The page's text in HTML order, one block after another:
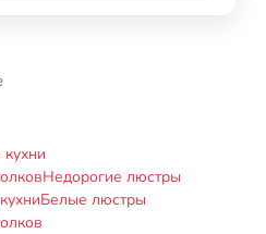
Недорогие люстры
Белые люстры